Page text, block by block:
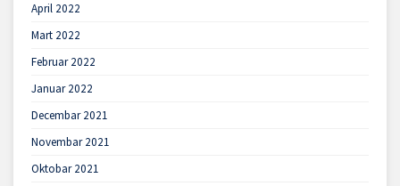
April 2022
Mart 2022
Februar 2022
Januar 2022
Decembar 2021
Novembar 2021
Oktobar 2021